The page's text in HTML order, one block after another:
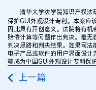
清华大学法学院知识产权法
保护GUI外观设计专利。本案应
因此具有开创意义。法院将有
赔偿计算等问题作出判决。毫
判决思路和判决结果。如果司
电子产品或软件的用户界面设
够成为中国GUI外观设计专利保
上一篇